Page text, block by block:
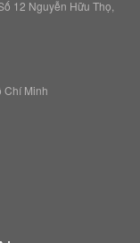
12 Nguyễn Hữu Thọ,
Chí Minh